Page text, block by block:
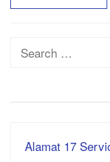
Search
Alamat 17